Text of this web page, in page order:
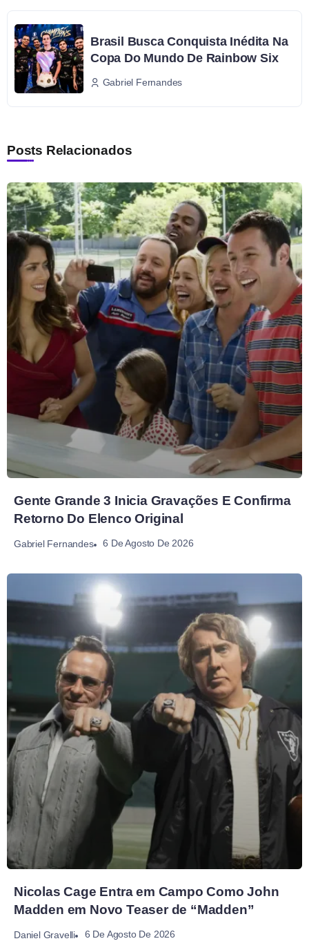
Brasil Busca Conquista Inédita Na
Copa Do Mundo De Rainbow Six
Gabriel Fernandes
Posts Relacionados
Gente Grande 3 Inicia Gravações E Confirma
Retorno Do Elenco Original
Gabriel Fernandes 6 De Agosto De 2026
Nicolas Cage Entra em Campo Como John
Madden em Novo Teaser de “Madden”
Daniel Gravelli 6 De Agosto De 2026